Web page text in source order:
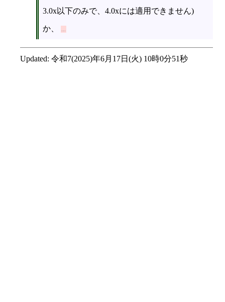
3.0x以下のみで、4.0xには適用できません)
か、
Updated: 令和7(2025)年6月17日(火) 10時0分51秒